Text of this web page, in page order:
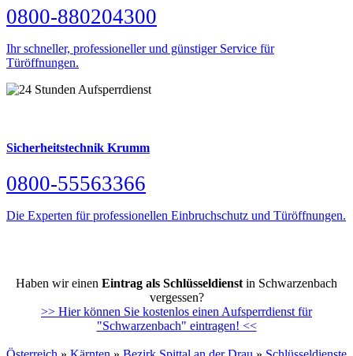
0800-880204300
Ihr schneller, professioneller und günstiger Service für
Türöffnungen.
Sicherheitstechnik Krumm
0800-55563366
Die Experten für professionellen Einbruchschutz und Türöffnungen.
Haben wir einen Eintrag als Schlüsseldienst in Schwarzenbach
vergessen?
>> Hier können Sie kostenlos einen Aufsperrdienst für
"Schwarzenbach" eintragen! <<